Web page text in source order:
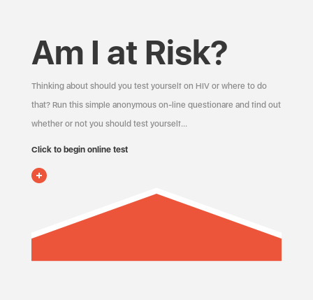
Am I at Risk?
Thinking about should you test yourself on HIV or where to do
that? Run this simple anonymous on-line questionare and find out
whether or not you should test yourself…
Click to begin online test